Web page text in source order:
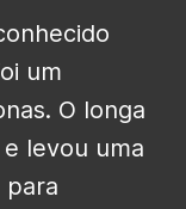
um
O longa
levou uma
para